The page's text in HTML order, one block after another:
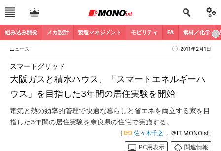
組み込み開発 メカ設計 製造マネジメント モビリティ FA 素材／化学
ニュース 2011年2月1日
大阪ガスと積水ハウス、「スマートエネルギーハ
ウス」を目指した3年間の居住実験を開始
スマートグリッド
電気と熱の効率的管理で快適な暮らしと省エネを両立する家を目
指した3年間の居住実験を奈良県の住宅で実施する。
[ 佐々木千之
，＠IT MONOist]
PC用表示
関連情報